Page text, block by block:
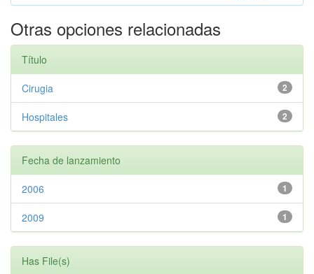
Otras opciones relacionadas
Título
2
Cirugia
2
Hospitales
Fecha de lanzamiento
1
2006
1
2009
Has File(s)